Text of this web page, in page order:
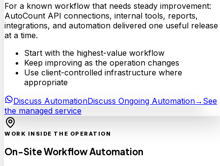
For a known workflow that needs steady improvement:
AutoCount API connections, internal tools, reports,
integrations, and automation delivered one useful release
at a time.
Start with the highest-value workflow
Keep improving as the operation changes
Use client-controlled infrastructure where
appropriate
Discuss AutomationDiscuss Ongoing Automation→ See
the managed service
WORK INSIDE THE OPERATION
On-Site Workflow Automation